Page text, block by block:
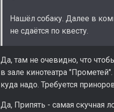
Нашёл собаку. Далее в
не сдаётся по квесту.
Да, там не очевидно, что
в зале кинотеатра
куда надо. Требуется
Да, Припять - самая скучная